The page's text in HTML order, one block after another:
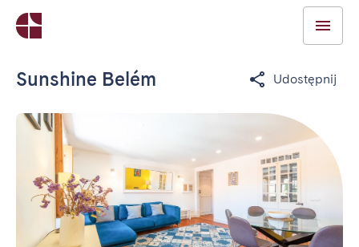
Sunshine Belém Udostępnij